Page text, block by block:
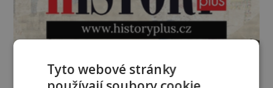
Tyto webové stránky